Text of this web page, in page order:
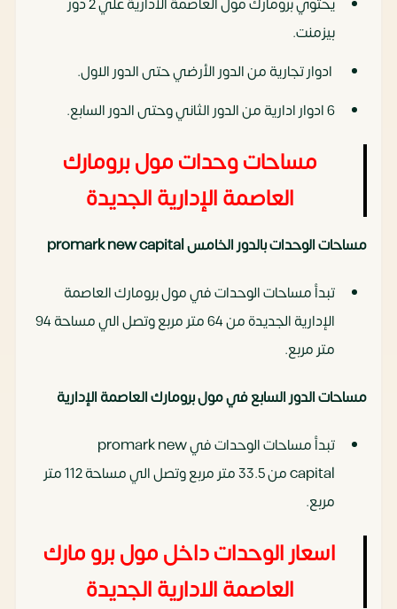
بيزمنت.
ادوار تجارية من الدور الأرضي حتى الدور الاول.
6 ادوار ادارية من الدور الثاني وحتى الدور السابع.
مساحات وحدات مول برومارك
العاصمة الإدارية الجديدة
مساحات الوحدات بالدور الخامس promark new capital
تبدأ مساحات الوحدات في مول برومارك العاصمة
الإدارية الجديدة من 64 متر مربع وتصل الي مساحة 94
متر مربع.
مساحات الدور السابع في مول برومارك العاصمة الإدارية
تبدأ مساحات الوحدات في promark new
capital من 33.5 متر مربع وتصل الي مساحة 112 متر
مربع.
اسعار الوحدات داخل مول برو مارك
العاصمة الادارية الجديدة